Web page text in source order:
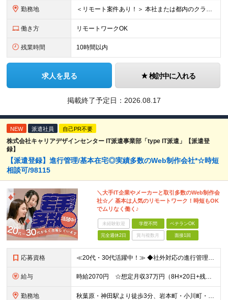
勤務地 ＜リモート案件あり！＞ 本社または都内のクライアント先での勤務となります。 ■本社/東京都千代田区神田司町2-10-4 NOVEL WORK Kanda 3階 (変更の範囲)上記を除く当社関連勤務地
働き方 リモートワークOK
残業時間 10時間以内
求人を見る 検討中に入れる
掲載終了予定日： 2026.08.17
NEW 派遣社員 自己PR不要
株式会社キャリアデザインセンター IT派遣事業部「type IT派遣」【派遣登
録】
【派遣登録】進行管理/基本在宅◎実績多数のWeb制作会社*☆時短
相談可/98115
＼大手IT企業やメーカーと取引多数のWeb制作会
社☆／ 基本は人気のリモートワーク！時短もOK
でムリなく働く♪
未経験歓迎 学歴不問 ベテランOK
完全週休2日 賞与複数月 面接1回
応募資格 ≪20代・30代活躍中！≫ ◆社外対応の進行管理経験 ◆マルチタスク業務の経験 ◆契約書作成を含めた事務経験 ※ブランクがある方やこれまでのご経験に自信がない方も、まずはお気軽にご応募ください！ ※
給与 時給2070円 ☆想定月収37万円（8H×20日+残業15H） ※交通費全額支給 ※在宅日数に応じて、在宅勤務手当あり
勤務地 秋葉原・神田駅より徒歩3分、岩本町・小川町・淡路町駅より徒歩5分 ▼服装：オフィスカジュアル ▼働き方：基本在宅勤務 ※案件によってはクライアント先に行くことがあります。 ▼受動喫煙対策：屋内禁煙